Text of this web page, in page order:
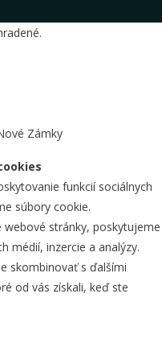
Zámky
funkcií sociálnych
súbory cookie.
stránky, poskytujeme
médií, inzercie a analýzy.
skombinovať s ďalšími
od vás získali, keď ste